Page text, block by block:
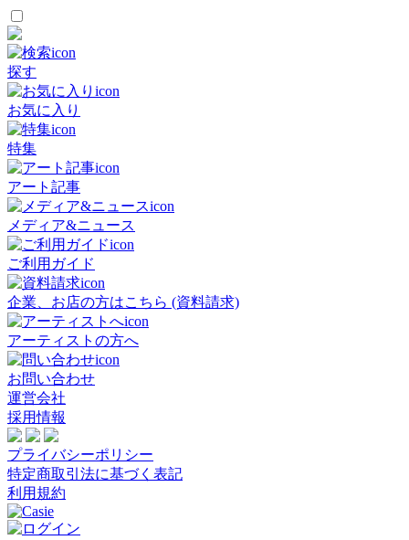
探す
お気に入り
特集
アート記事
メディア&ニュース
ご利用ガイド
企業、お店の方はこちら (資料請求)
アーティストの方へ
お問い合わせ
運営会社
採用情報
プライバシーポリシー
特定商取引法に基づく表記
利用規約